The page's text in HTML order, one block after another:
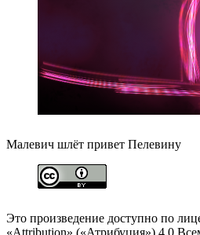
Малевич шлёт привет Пелевину
Это произведение доступно по
«Attribution» («Атрибуция») 4.0